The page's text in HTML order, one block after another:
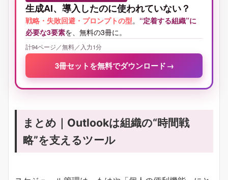
生成AI、導入したのに使われていない？
戦略・失敗回避・プロンプトの型。 “定着する組織”に
必要な3要素を、無料の3冊に。
計94ページ／無料／入力1分
3冊セットを無料でダウンロード →
まとめ｜Outlookは組織の“時間戦
略”を支えるツール